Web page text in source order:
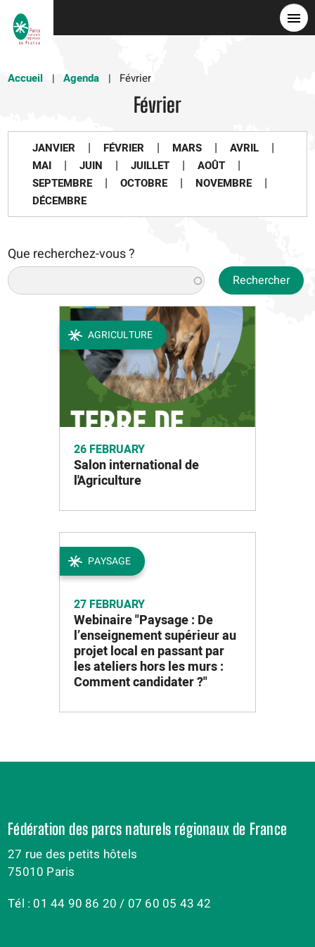
Accueil
Agenda Février
Février
JANVIER | FÉVRIER | MARS | AVRIL |
MAI | JUIN | JUILLET | AOÛT |
SEPTEMBRE | OCTOBRE | NOVEMBRE |
DÉCEMBRE
Que recherchez-vous ?
Rechercher
AGRICULTURE
26 FEBRUARY
Salon international de
l'Agriculture
PAYSAGE
27 FEBRUARY
Webinaire "Paysage : De
l’enseignement supérieur au
projet local en passant par
les ateliers hors les murs :
Comment candidater ?"
Fédération des parcs naturels régionaux de France
27 rue des petits hôtels
75010 Paris
Tél : 01 44 90 86 20 / 07 60 05 43 42